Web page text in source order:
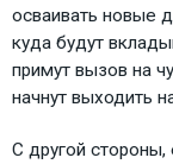
осваивать новые
куда будут
примут вызов на
начнут выходить
С другой